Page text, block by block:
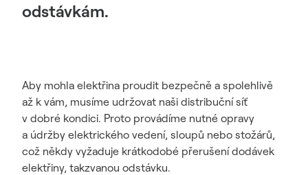
odstávkám.
Aby mohla elektřina proudit bezpečně a spolehlivě
až k vám, musíme udržovat naši distribuční síť
v dobré kondici. Proto provádíme nutné opravy
a údržby elektrického vedení, sloupů nebo stožárů,
což někdy vyžaduje krátkodobé přerušení dodávek
elektřiny, takzvanou odstávku.